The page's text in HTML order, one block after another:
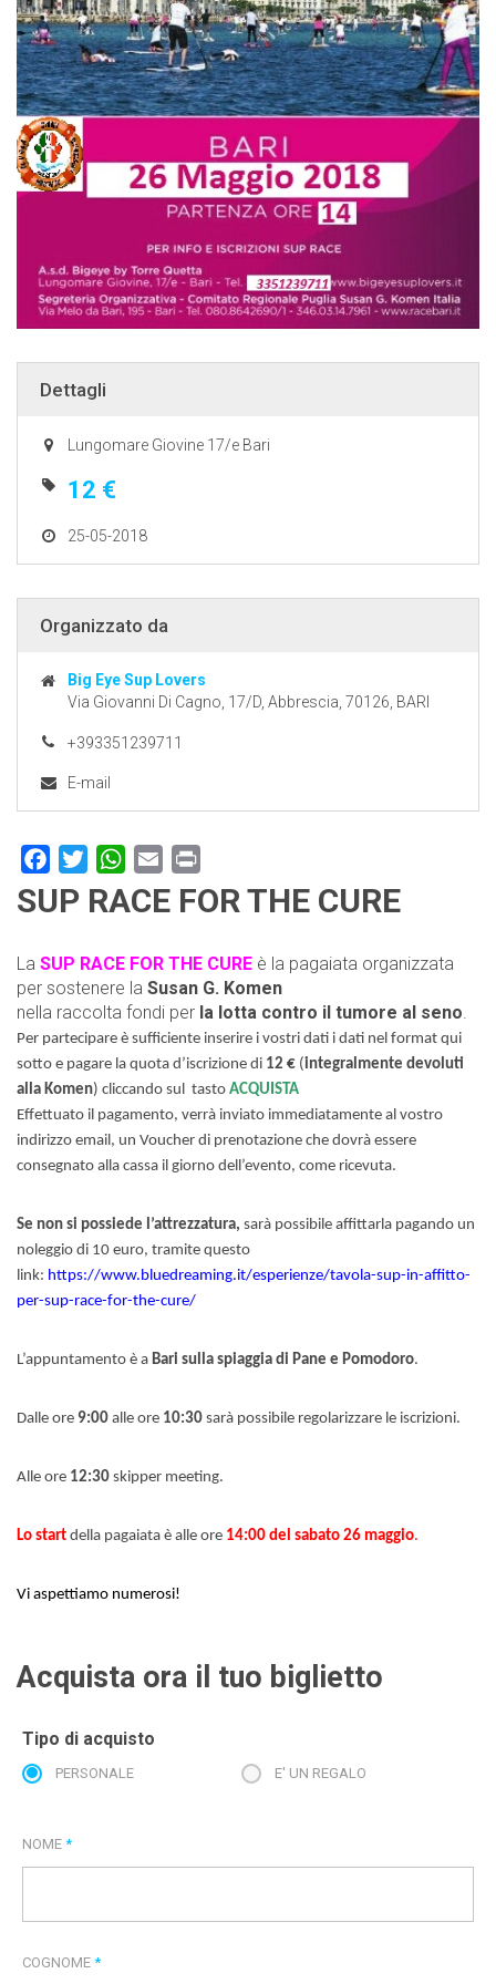
Dettagli
Lungomare Giovine 17/e Bari
12 €
25-05-2018
Organizzato da
Big Eye Sup Lovers
Via Giovanni Di Cagno, 17/D, Abbrescia, 70126, BARI
+393351239711
E-mail
FacebookTwitterWhatsApp
Email
SUP RACE FOR THE CURE
La SUP RACE FOR THE CURE è la pagaiata organizzata
per sostenere la Susan G. Komen
nella raccolta fondi per la lotta contro il tumore al seno.
Per partecipare è sufficiente inserire i vostri dati i dati nel format qui
sotto e pagare la quota d’iscrizione di 12 € ( integralmente devoluti
alla Komen) cliccando sul tasto ACQUISTA
Effettuato il pagamento, verrà inviato immediatamente al vostro
indirizzo email, un Voucher di prenotazione che dovrà essere
consegnato alla cassa il giorno dell’evento, come ricevuta.
Se non si possiede l’attrezzatura, sarà possibile affittarla pagando un
noleggio di 10 euro, tramite questo
link: https://www.bluedreaming.it/esperienze/tavola-sup-in-affitto-
per-sup-race-for-the-cure/
L’appuntamento è a Bari sulla spiaggia di Pane e Pomodoro.
Dalle ore 9:00 alle ore 10:30 sarà possibile regolarizzare le iscrizioni.
Alle ore 12:30 skipper meeting.
Lo start della pagaiata è alle ore 14:00 del sabato 26 maggio.
Vi aspettiamo numerosi!
Acquista ora il tuo biglietto
Tipo di acquisto
PERSONALE E' UN REGALO
NOME *
COGNOME *